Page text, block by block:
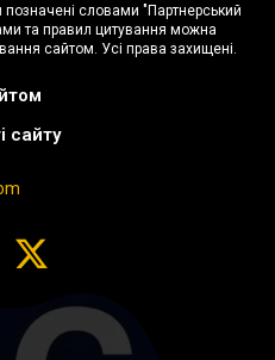
позначені словами "Партнерський
та правил цитування можна
сайтом. Усі права захищені.
сайту